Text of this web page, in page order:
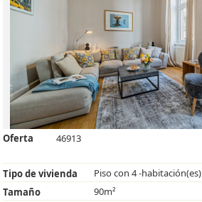
Oferta 46913
Tipo de vivienda
Piso con 4 -habitación(es)
Tamaño
90m²